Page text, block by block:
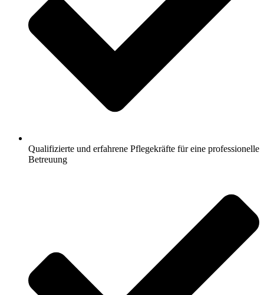
Qualifizierte und erfahrene Pflegekräfte für eine professionelle
Betreuung